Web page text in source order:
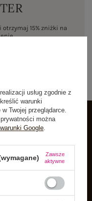
15% zniżki na
usług zgodnie z
warunki
Twojej przeglądarce.
można
Google.
Zawsze
aktywne